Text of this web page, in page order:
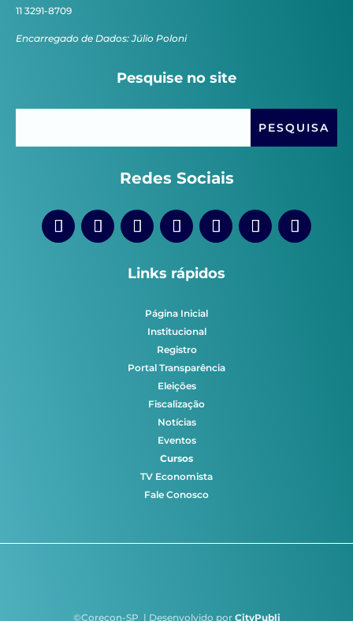
11 3291-8709
Encarregado de Dados: Júlio Poloni
Pesquise no site
Redes Sociais
Links rápidos
Página Inicial
Institucional
Registro
Portal Transparência
Eleições
Fiscalização
Notícias
Eventos
Cursos
TV Economista
Fale Conosco
©Corecon-SP | Desenvolvido por CityPubli